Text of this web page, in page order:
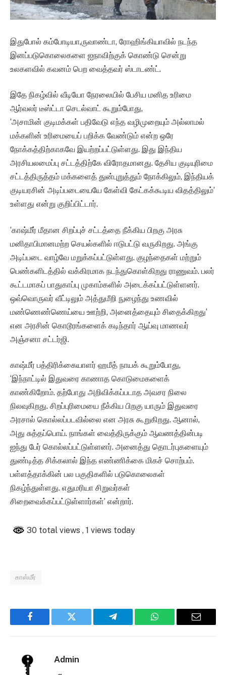
இதுபோல் கம்போடியா,ருவாண்டா, ரோஹிங்கியாவில் நடந்த
இனப்படுகொலைகளை ஐநாவிற்குக் கொண்டு சென்று
உலகளவில் கவனம் பெற வைத்தவர் ஸ்டாடண்ட்.
இதே நிகழ்வில் வீடியோ நேரலையில் பேசிய மனித உரிமை
ஆர்வலர் டீஸ்ட்டா செடல்வாட் கூறும்போது,
‘அசாமின் குடிமக்கள் பதிவேடு எந்த வழிமுறையும் அல்லாமல்
மக்களின் உரிமையைப் பறிக்க வேண்டும் என்ற ஒரே
நோக்கத்திற்காகவே இயற்றப்பட்டுள்ளது. இது இந்திய
அரசியலமைப்பு சட்டத்திற்கே விரோதமானது. தேசிய குடியுரிமை
சட்டத்திருத்தம் மக்களைத் துன்புறுத்தும் நோக்கிலும், இந்தியக்
குடியரசின் அடிப்படையையே கேள்வி கேட்கக்கூடிய விதத்திலும்’
உள்ளது என்று குறிப்பிட்டார்.
‘காஷ்மீர் மீதான சிறப்புச் சட்டத்தை நீக்கிய பிறகு அரசு
மனிதாபிமானமற்ற செயல்களில் ஈடுபட்டு வருகிறது. அங்கு
அடிப்படை வாழ்வே மறுக்கப்பட்டுள்ளது. குழந்தைகள் மற்றும்
பெண்களிடத்தில் வக்கிரமாக நடந்துகொள்கிறது ராணுவம். பலர்
கூட்டமாகப் பாதுகாப்பு முகாம்களில் அடைக்கப்பட்டுள்ளனர்.
ஒவ்வொருவர் வீட்டிலும் அத்துமீறி நுழைந்து உணவில்
மண்ணெண்ணெய்யை ஊற்றி, அனைத்தையும் சிதைக்கிறது’
என அரசின் கொடூரங்களைக் கடிந்தார் ஆய்வு மாணவர்
அஞ்சனா சட்டர்ஜி.
காஷ்மீர் பத்திரிக்கையாளர் ஹமீத் நாயக் கூறும்போது,
‘இந்நாட்டில் இதுவரை காணாத கொடுமைகளைக்
காண்கிறோம். தற்போது அறிவிக்கப்படாத அவசர நிலை
நிலவுகிறது. சிறப்புரிமையை நீக்கிய பிறகு யாரும் இதுவரை
அரசால் கொல்லப்படவில்லை என அரசு கூறுகிறது. ஆனால்,
அது சுத்தப்பொய். நாங்கள் வைத்திருக்கும் ஆவணத்தின்படி
ஐந்து பேர் கொல்லப்பட்டுள்ளனர். அனைத்து தொடர்புகளையும்
துண்டித்த சிக்கலால் இந்த எண்ணிக்கை மிகச் சொற்பம்.
பள்ளத்தாக்கின் பல பகுதிகளில் படுகொலைகள்
நிகழ்ந்துள்ளது. எதுமரியா சிறுவர்கள்
சிறைவைக்கப்பட்டுள்ளார்கள்’ என்றார்.
30 total views , 1 views today
காஸ்மீர்
Facebook Twitter Telegram WhatsApp Email
Admin